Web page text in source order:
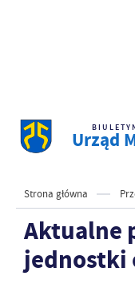
Urząd
Strona główna
Aktualne
jednostki